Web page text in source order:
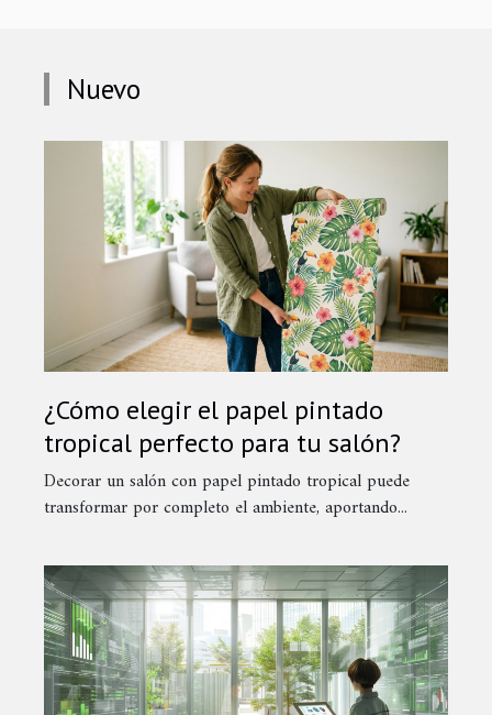
Nuevo
¿Cómo elegir el papel pintado
tropical perfecto para tu salón?
Decorar un salón con papel pintado tropical puede
transformar por completo el ambiente, aportando...